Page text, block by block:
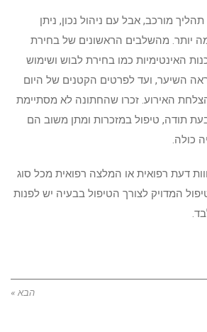
מורכב, אבל עם ניהול נכון, ניתן
יותר. מהשלבים הראשונים של בחירת
האינטימיות כמו בחירת לבוש ושימוש
השיער, ועד לפרטים הקטנים של היום
האירוע. זכרו שהחתונה לא מסתיימת
תודה, טיפול במזכרות ומתן משוב הם
דעת רפואית או המלצה רפואית מכל סוג
המדויק לצורך הטיפול בבעיה יש לפנות
הבא »